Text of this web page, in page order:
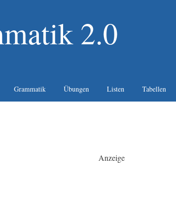
2.0
Grammatik Übungen Listen Tabellen
Anzeige